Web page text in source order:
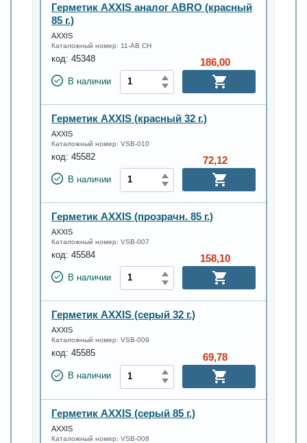
Герметик AXXIS аналог ABRO (красный
85 г.)
AXXIS
Каталожный номер: 11-AB CH
код: 45348
В наличии
186,00
Герметик AXXIS (красный 32 г.)
AXXIS
Каталожный номер: VSB-010
код: 45582
В наличии
72,12
Герметик AXXIS (прозрачн. 85 г.)
AXXIS
Каталожный номер: VSB-007
код: 45584
В наличии
158,10
Герметик AXXIS (серый 32 г.)
AXXIS
Каталожный номер: VSB-009
код: 45585
В наличии
69,78
Герметик AXXIS (серый 85 г.)
AXXIS
Каталожный номер: VSB-008